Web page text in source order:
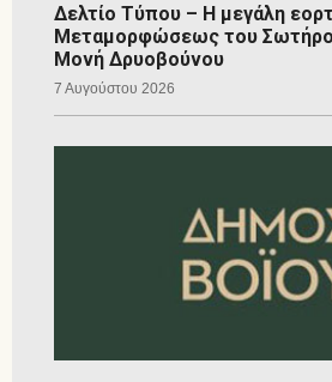
Δελτίο Τύπου – Η μεγάλη
Μεταμορφώσεως του
Μονή Δρυοβούνου
7 Αυγούστου 2026